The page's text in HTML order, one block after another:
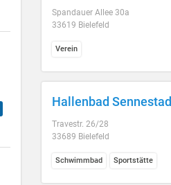
Spandauer Allee 30a
33619 Bielefeld
Verein
Hallenbad
Travestr. 26/28
33689 Bielefeld
Schwimmbad Sportstätte